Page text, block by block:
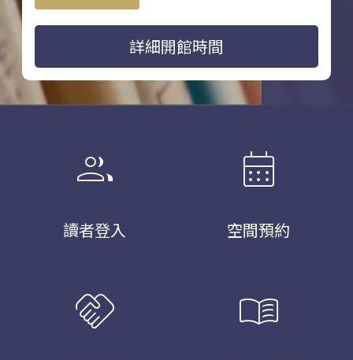
詳細開館時間
group
讀者登入
calendar_month
空間預約
handshake menu_book